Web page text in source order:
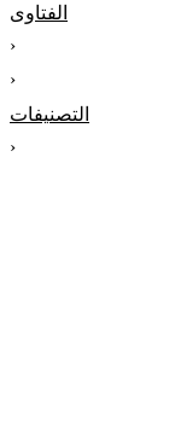
الفتاوى
‹
‹
التصنيفات
‹